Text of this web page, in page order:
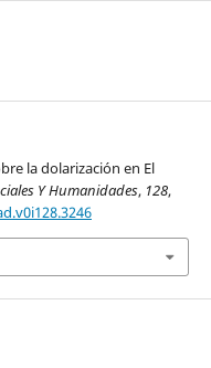
la dolarización en El
Y Humanidades, 128,